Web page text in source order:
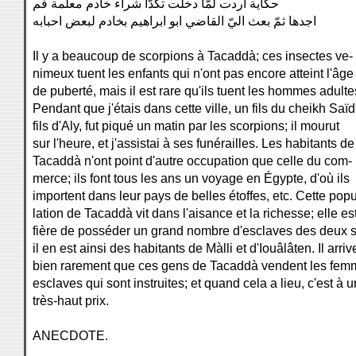
حكاية اردت لمّا دخلت تكدّا شراء خادم معلّمة فم
اجدها ثمّ بعث اليّ القاضي ابو ابراهيم بخادم لبعض احبابه
Il y a beaucoup de scorpions à Tacaddà; ces insectes ve-
nimeux tuent les enfants qui n'ont pas encore atteint l'âge
de puberté, mais il est rare qu'ils tuent les hommes
Pendant que j'étais dans cette ville, un fils du cheikh
fils d'Aly, fut piqué un matin par les scorpions; il mourut
sur l'heure, et j'assistai à ses funérailles. Les habitants de
Tacaddà n'ont point d'autre occupation que celle du com-
merce; ils font tous les ans un voyage en Égypte, d'où ils
importent dans leur pays de belles étoffes, etc. Cette
lation de Tacaddà vit dans l'aisance et la richesse; elle
fière de posséder un grand nombre d'esclaves des deux
il en est ainsi des habitants de Màlli et d'Iouâlâten. Il
bien rarement que ces gens de Tacaddà vendent les
esclaves qui sont instruites; et quand cela a lieu, c'est à
très-haut prix.
ANECDOTE.